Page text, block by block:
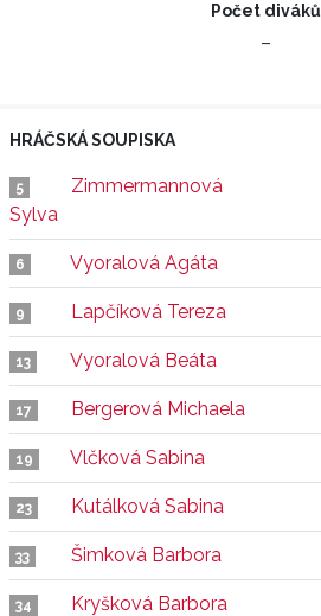
Počet diváků
–
HRÁČSKÁ SOUPISKA
5
Zimmermannová
Sylva
6 Vyoralová Agáta
9 Lapčíková Tereza
13 Vyoralová Beáta
17 Bergerová Michaela
19 Vlčková Sabina
23 Kutálková Sabina
33 Šimková Barbora
34 Kryšková Barbora